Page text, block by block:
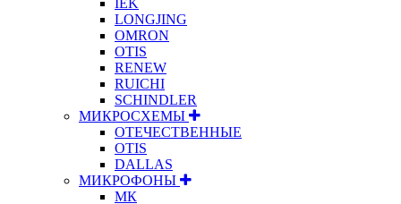
LONGJING
OMRON
OTIS
RENEW
RUICHI
SCHINDLER
МИКРОСХЕМЫ
ОТЕЧЕСТВЕННЫЕ
OTIS
DALLAS
МИКРОФОНЫ
МК